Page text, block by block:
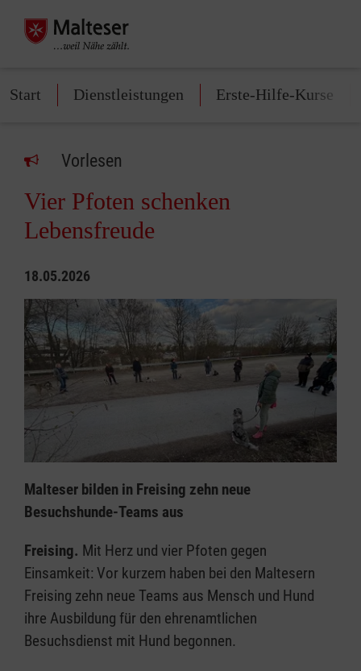
Start Dienstleistungen Erste-Hilfe-Kurse
Vorlesen
Vier Pfoten schenken
Lebensfreude
18.05.2026
Malteser bilden in Freising zehn neue
Besuchshunde-Teams aus
Freising. Mit Herz und vier Pfoten gegen
Einsamkeit: Vor kurzem haben bei den Maltesern
Freising zehn neue Teams aus Mensch und Hund
ihre Ausbildung für den ehrenamtlichen
Besuchsdienst mit Hund begonnen.